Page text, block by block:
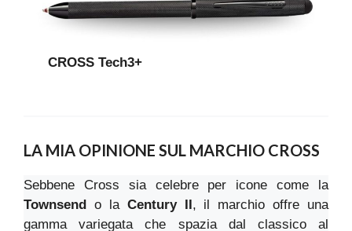
CROSS Tech3+
LA MIA OPINIONE SUL MARCHIO CROSS
Sebbene Cross sia celebre per icone come la
Townsend
o la Century II , il marchio offre una
gamma variegata che spazia dal classico al